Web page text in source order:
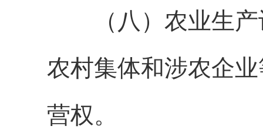
（八）农业生
农村集体和涉农企
营权。